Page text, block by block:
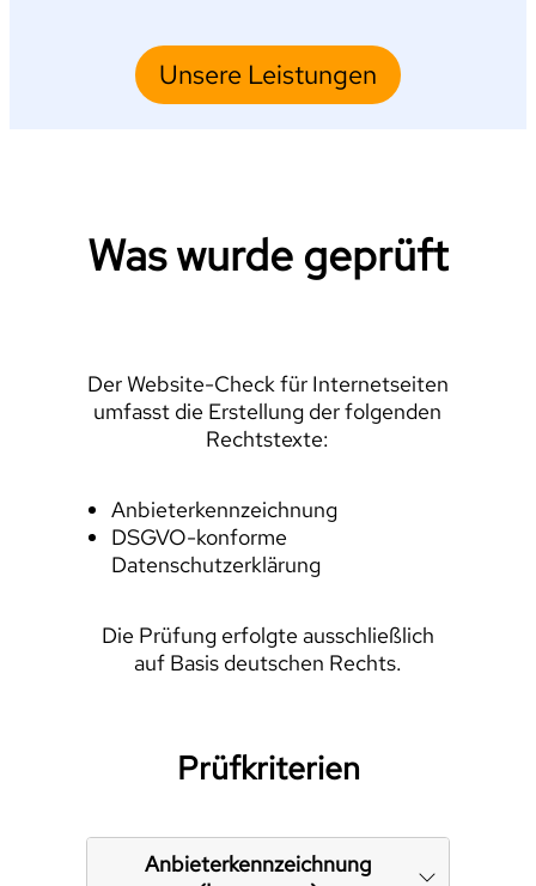
Unsere Leistungen
Was wurde geprüft
Der Website-Check für Internetseiten
umfasst die Erstellung der folgenden
Rechtstexte:
Anbieterkennzeichnung
DSGVO-konforme
Datenschutzerklärung
Die Prüfung erfolgte ausschließlich
auf Basis deutschen Rechts.
Prüfkriterien
Anbieterkennzeichnung